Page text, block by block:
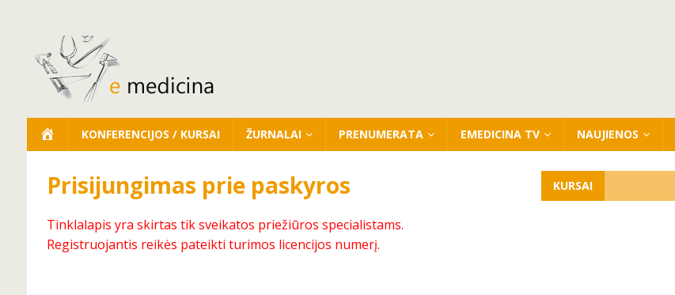
KONFERENCIJOS / KURSAI ŽURNALAI PRENUMERATA EMEDICINA TV NAUJIENOS
Prisijungimas prie paskyros
Tinklalapis yra skirtas tik sveikatos priežiūros specialistams.
Registruojantis reikės pateikti turimos licencijos numerį.
KURSAI